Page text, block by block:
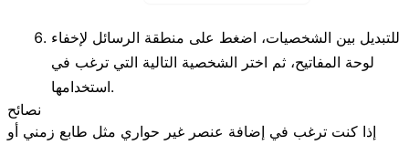
للتبديل بين الشخصيات، اضغط على منطقة الرسائل لإخفاء
لوحة المفاتيح، ثم اختر الشخصية التالية التي ترغب في
استخدامها.
نصائح
إذا كنت ترغب في إضافة عنصر غير حواري مثل طابع زمني أو